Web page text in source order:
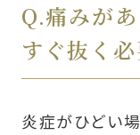
Q.痛みが
すぐ抜く
炎症がひどい